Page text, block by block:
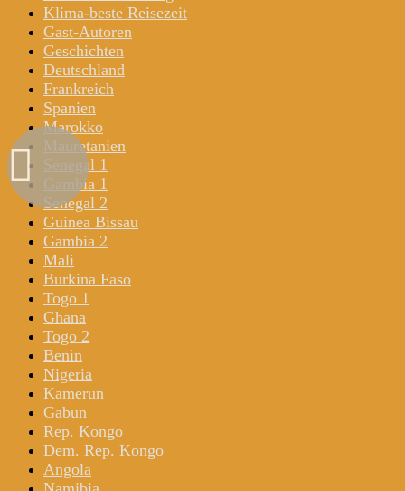
Klima-beste Reisezeit
Gast-Autoren
Geschichten
Deutschland
Frankreich
Spanien
Marokko
Mauretanien
Senegal 1
Gambia 1
Senegal 2
Guinea Bissau
Gambia 2
Mali
Burkina Faso
Togo 1
Ghana
Togo 2
Benin
Nigeria
Kamerun
Gabun
Rep. Kongo
Dem. Rep. Kongo
Angola